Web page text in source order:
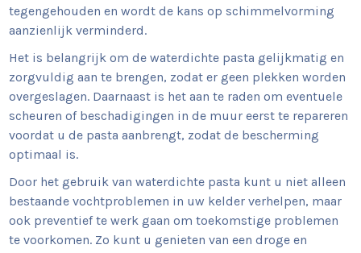
tegengehouden en wordt de kans op schimmelvorming
aanzienlijk verminderd.
Het is belangrijk om de waterdichte pasta gelijkmatig en
zorgvuldig aan te brengen, zodat er geen plekken worden
overgeslagen. Daarnaast is het aan te raden om eventuele
scheuren of beschadigingen in de muur eerst te repareren
voordat u de pasta aanbrengt, zodat de bescherming
optimaal is.
Door het gebruik van waterdichte pasta kunt u niet alleen
bestaande vochtproblemen in uw kelder verhelpen, maar
ook preventief te werk gaan om toekomstige problemen
te voorkomen. Zo kunt u genieten van een droge en